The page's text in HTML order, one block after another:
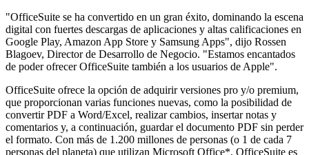
"OfficeSuite se ha convertido en un gran éxito, dominando la escena
digital con fuertes descargas de aplicaciones y altas calificaciones en
Google Play, Amazon App Store y Samsung Apps", dijo Rossen
Blagoev, Director de Desarrollo de Negocio. "Estamos encantados
de poder ofrecer OfficeSuite también a los usuarios de Apple".
OfficeSuite ofrece la opción de adquirir versiones pro y/o premium,
que proporcionan varias funciones nuevas, como la posibilidad de
convertir PDF a Word/Excel, realizar cambios, insertar notas y
comentarios y, a continuación, guardar el documento PDF sin perder
el formato. Con más de 1.200 millones de personas (o 1 de cada 7
personas del planeta) que utilizan Microsoft Office*, OfficeSuite es